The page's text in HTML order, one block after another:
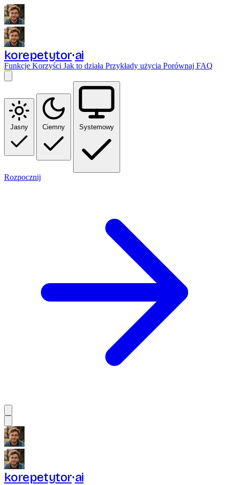
korepetytor ai
Funkcje Korzyści Jak to działa Przykłady użycia Porównaj FAQ
Jasny Ciemny Systemowy
Rozpocznij
korepetytor ai